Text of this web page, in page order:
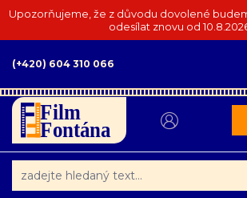
Upozorňujeme, že z důvodu dovolené
odesílat znovu od
(+420) 604 310 066